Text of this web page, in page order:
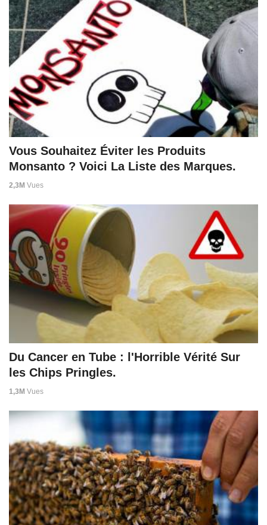
Vous Souhaitez Éviter les Produits
Monsanto ? Voici La Liste des Marques.
2,3M Vues
Du Cancer en Tube : l'Horrible Vérité Sur
les Chips Pringles.
1,3M Vues